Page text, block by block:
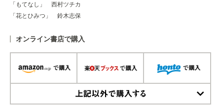
「もてなし」 西村ツチカ
「花とひみつ」 鈴木志保
オンライン書店で購入